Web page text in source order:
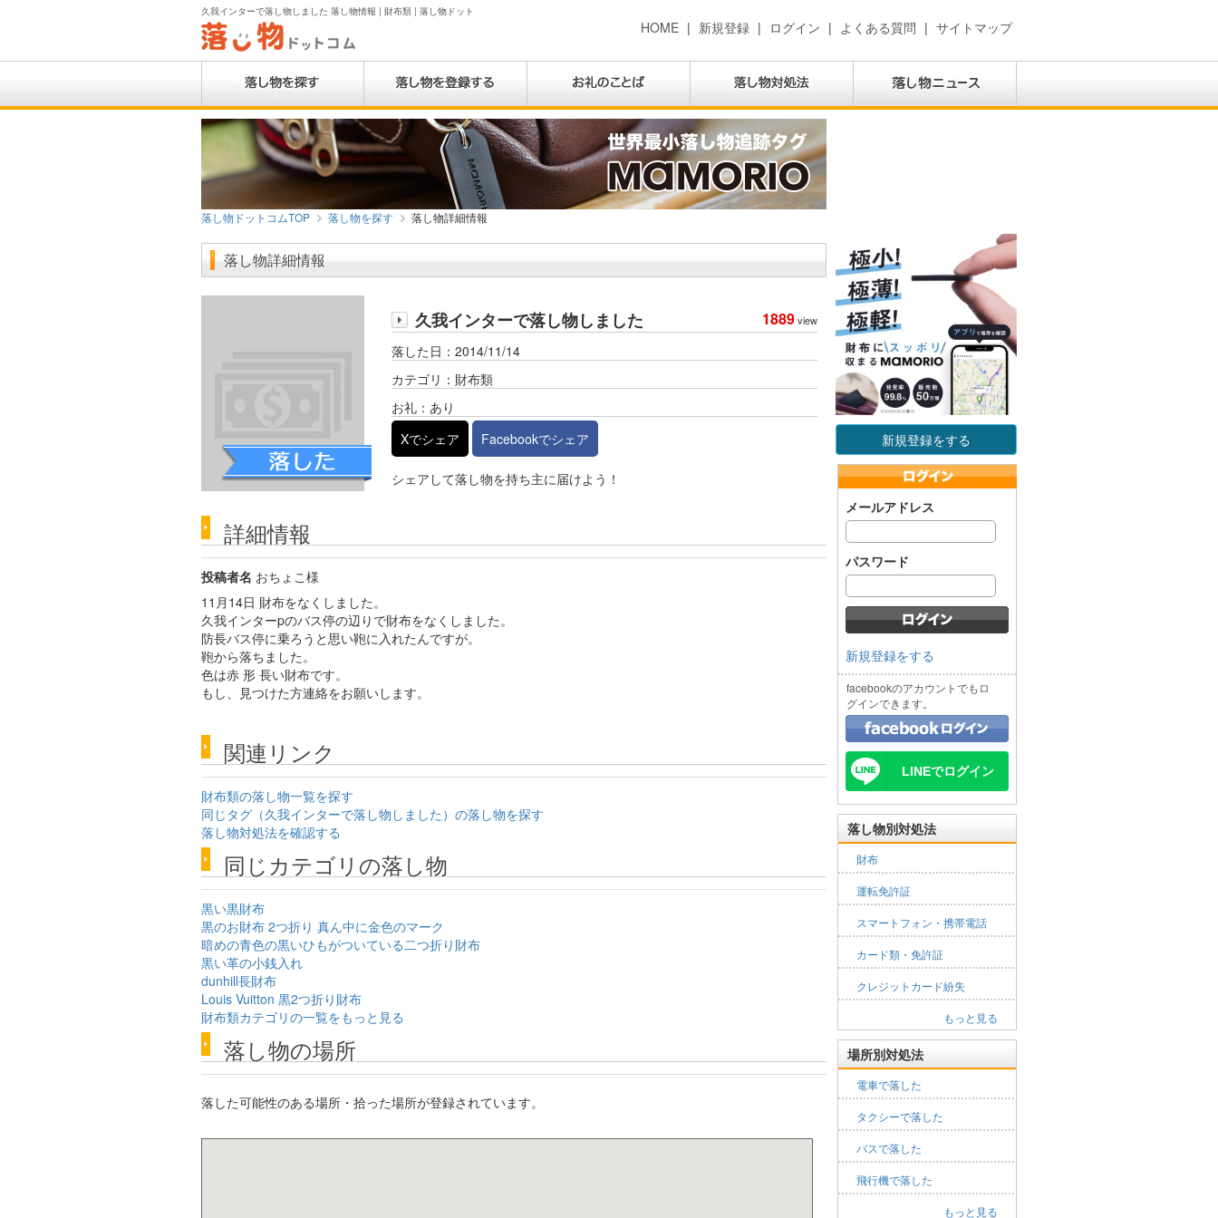
久我インターで落し物しました 落し物情報 | 財布類 | 落し物ドット
HOME | 新規登録 | ログイン | よくある質問 | サイトマップ
落し物ドットコムTOP 落し物を探す 落し物詳細情報
新規登録をする
メールアドレス
パスワード
新規登録をする
facebookのアカウントでもロ
グインできます。
LINEでログイン
落し物別対処法
財布
運転免許証
スマートフォン・携帯電話
カード類・免許証
クレジットカード紛失
もっと見る
場所別対処法
電車で落した
タクシーで落した
バスで落した
飛行機で落した
もっと見る
落し物詳細情報
1889view
久我インターで落し物しました
落した日：2014/11/14
カテゴリ：財布類
お礼：あり
Xでシェア
Facebookでシェア
シェアして落し物を持ち主に届けよう！
詳細情報
投稿者名 おちょこ様
11月14日 財布をなくしました。
久我インターpのバス停の辺りで財布をなくしました。
防長バス停に乗ろうと思い鞄に入れたんですが。
鞄から落ちました。
色は赤 形 長い財布です。
もし、見つけた方連絡をお願いします。
関連リンク
財布類の落し物一覧を探す
同じタグ（久我インターで落し物しました）の落し物を探す
落し物対処法を確認する
同じカテゴリの落し物
黒い黒財布
黒のお財布 2つ折り 真ん中に金色のマーク
暗めの青色の黒いひもがついている二つ折り財布
黒い革の小銭入れ
dunhill長財布
Louis Vuitton 黒2つ折り財布
財布類カテゴリの一覧をもっと見る
落し物の場所
落した可能性のある場所・拾った場所が登録されています。